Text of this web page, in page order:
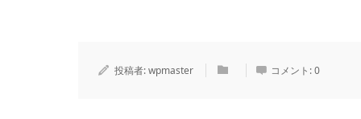
投稿者:wpmaster コメント:0